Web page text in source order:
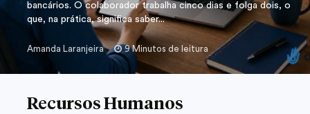
bancários. O colaborador trabalha cinco dias e folga dois, o
que, na prática, significa saber...
Amanda Laranjeira 9 Minutos de leitura
Recursos Humanos